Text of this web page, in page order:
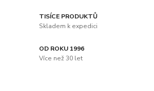
TISÍCE PRODUKTŮ
Skladem k expedici
OD ROKU 1996
Více než 30 let